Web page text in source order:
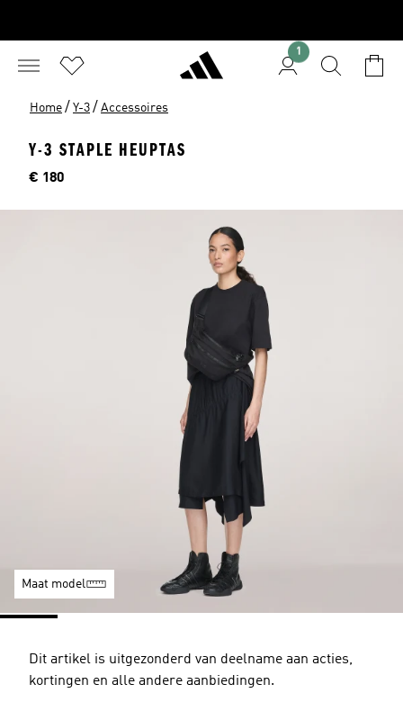
1
Home / Y-3 / Accessoires
Y-3 STAPLE HEUPTAS
Prijs
€ 180
Maat model
Dit artikel is uitgezonderd van deelname aan acties,
kortingen en alle andere aanbiedingen.